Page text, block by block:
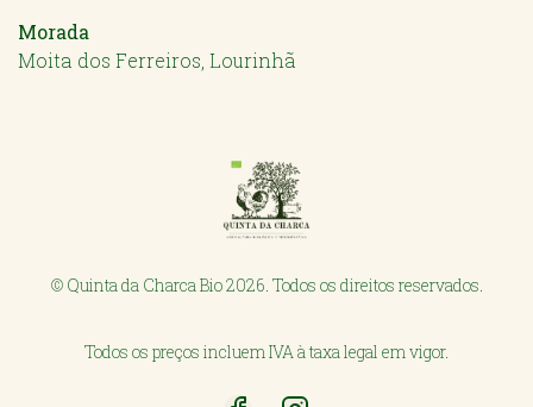
© Quinta da Charca Bio 2026. Todos os direitos reservados.
Todos os preços incluem IVA à taxa legal em vigor.
Morada
Moita dos Ferreiros, Lourinhã